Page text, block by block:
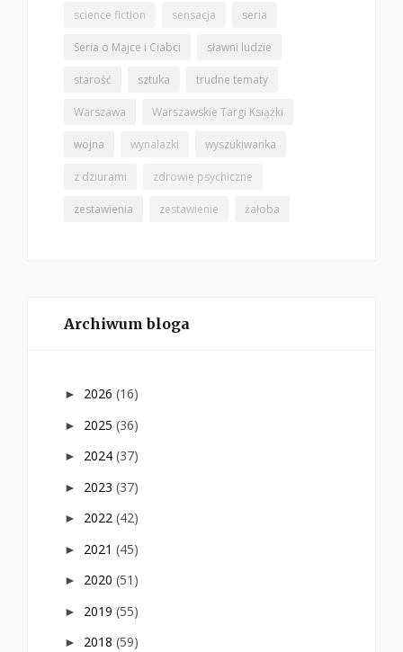
science fiction sensacja seria
Seria o Majce i Ciabci sławni ludzie
starość sztuka trudne tematy
Warszawa Warszawskie Targi Książki
wojna wynalazki wyszukiwanka
z dziurami zdrowie psychiczne
zestawienia zestawienie żałoba
Archiwum bloga
► 2026 (16)
► 2025 (36)
► 2024 (37)
► 2023 (37)
► 2022 (42)
► 2021 (45)
► 2020 (51)
► 2019 (55)
► 2018 (59)